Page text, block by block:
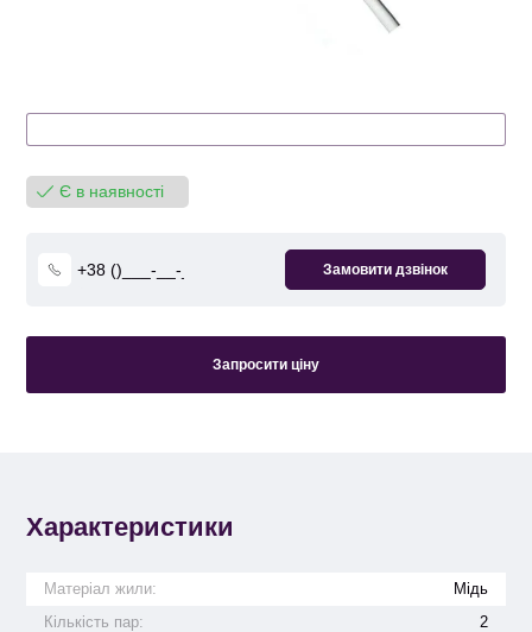
Є в наявності
Запросити ціну
Характеристики
Матеріал жили:
Мідь
Кількість пар:
2